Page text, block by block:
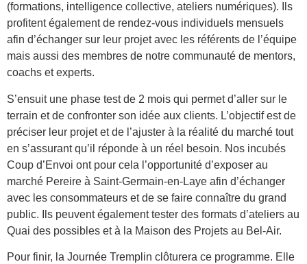
(formations, intelligence collective, ateliers numériques). Ils
profitent également de rendez-vous individuels mensuels
afin d’échanger sur leur projet avec les référents de l’équipe
mais aussi des membres de notre communauté de mentors,
coachs et experts.
S’ensuit une phase test de 2 mois qui permet d’aller sur le
terrain et de confronter son idée aux clients. L’objectif est de
préciser leur projet et de l’ajuster à la réalité du marché tout
en s’assurant qu’il réponde à un réel besoin. Nos incubés
Coup d’Envoi ont pour cela l’opportunité d’exposer au
marché Pereire à Saint-Germain-en-Laye afin d’échanger
avec les consommateurs et de se faire connaître du grand
public. Ils peuvent également tester des formats d’ateliers au
Quai des possibles et à la Maison des Projets au Bel-Air.
Pour finir, la Journée Tremplin clôturera ce programme. Elle